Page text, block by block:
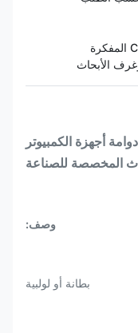
الأبحاث
أجهزة الكمبيوتر
المخصصة للصناعة
وصف:
بطانة أو لولبية